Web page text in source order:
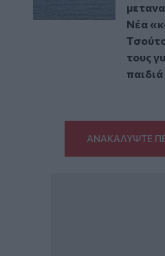
Νέα
τους
παιδιά
ΑΝΑΚΑΛΥΨΤΕ